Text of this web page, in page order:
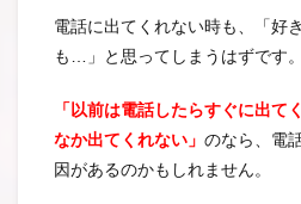
電話に出てくれない時も、「好
も…」と思ってしまうはずです。
「以前は電話したらすぐに出て
なか出てくれない」 のなら、電
因があるのかもしれません。